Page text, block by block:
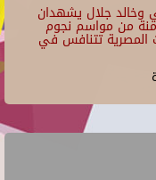
وخالد جلال يشهدان
من مواسم نجوم
الجامعات المصرية تتنافس في